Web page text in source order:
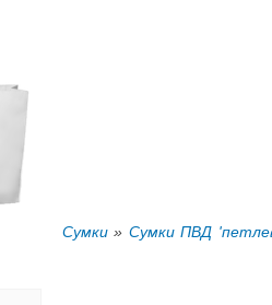
Сумки » Сумки ПВД